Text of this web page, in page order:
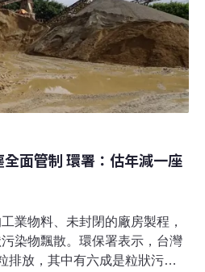
全面管制 環署：估年減一座
業物料、未封閉的廠房製程，
染物飄散。環保署表示，台灣
排放，其中有六成是粒狀污染